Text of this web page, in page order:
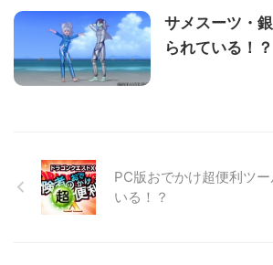
サメスーツ・
られている！？
PC版おでかけ超便利ツ
いる！？